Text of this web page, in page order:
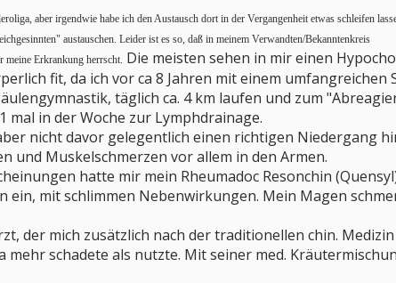
aber irgendwie habe ich den Austausch dort in der Vergangenheit etwas schleifen
austauschen. Leider ist es so, daß in meinem Verwandten/Bekanntenkreis
meine Erkrankung herrscht. Die meisten sehen in mir einen
fit, da ich vor ca 8 Jahren mit einem
täglich ca. 4 km laufen und zum
mal in der Woche zur Lymphdrainage.
nicht davor gelegentlich einen richtigen Niedergang
und Muskelschmerzen vor allem in den Armen.
hatte mir mein Rheumadoc Resonchin
ein, mit schlimmen Nebenwirkungen. Mein Magen
der mich zusätzlich nach der traditionellen chin.
mehr schadete als nutzte. Mit seiner med.